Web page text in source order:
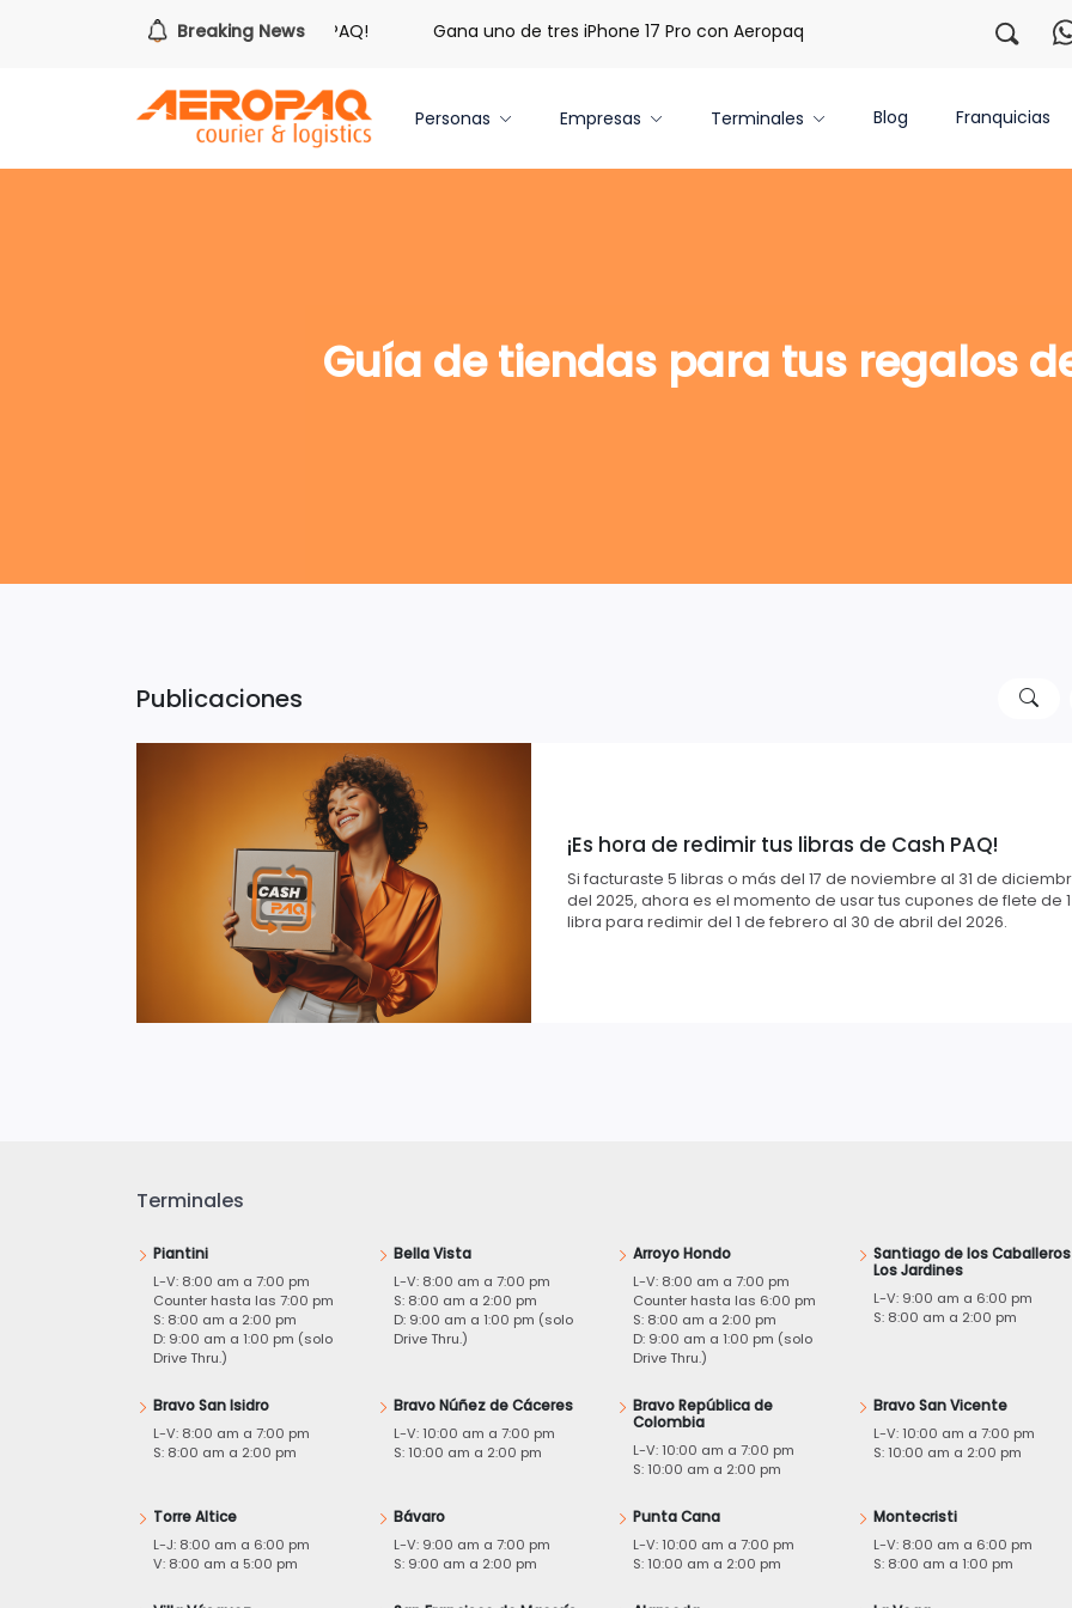
Breaking News
hora de redimir tus libras de Cash PAQ! Gana uno de tres iPhone 17 Pro con Aeropaq Prime ¡Regístrate con
Personas Empresas Terminales Blog Franquicias
Guía de tiendas para tus regalos
Publicaciones
¡Es hora de redimir tus libras de Cash PAQ!
Si facturaste 5 libras o más del 17 de noviembre al 31 de
del 2025, ahora es el momento de usar tus cupones de flete de 1
libra para redimir del 1 de febrero al 30 de abril del 2026.
Terminales
Piantini
L-V: 8:00 am a 7:00 pm
Counter hasta las 7:00 pm
S: 8:00 am a 2:00 pm
D: 9:00 am a 1:00 pm (solo
Drive Thru.)
Bella Vista
L-V: 8:00 am a 7:00 pm
S: 8:00 am a 2:00 pm
D: 9:00 am a 1:00 pm (solo
Drive Thru.)
Arroyo Hondo
L-V: 8:00 am a 7:00 pm
Counter hasta las 6:00 pm
S: 8:00 am a 2:00 pm
D: 9:00 am a 1:00 pm (solo
Drive Thru.)
Santiago de los
Los Jardines
L-V: 9:00 am a 6:00 pm
S: 8:00 am a 2:00 pm
Bravo San Isidro
L-V: 8:00 am a 7:00 pm
S: 8:00 am a 2:00 pm
Bravo Núñez de Cáceres
L-V: 10:00 am a 7:00 pm
S: 10:00 am a 2:00 pm
Bravo República de
Colombia
L-V: 10:00 am a 7:00 pm
S: 10:00 am a 2:00 pm
Bravo San Vicente
L-V: 10:00 am a 7:00 pm
S: 10:00 am a 2:00 pm
Torre Altice
L-J: 8:00 am a 6:00 pm
V: 8:00 am a 5:00 pm
Bávaro
L-V: 9:00 am a 7:00 pm
S: 9:00 am a 2:00 pm
Punta Cana
L-V: 10:00 am a 7:00 pm
S: 10:00 am a 2:00 pm
Montecristi
L-V: 8:00 am a 6:00 pm
S: 8:00 am a 1:00 pm